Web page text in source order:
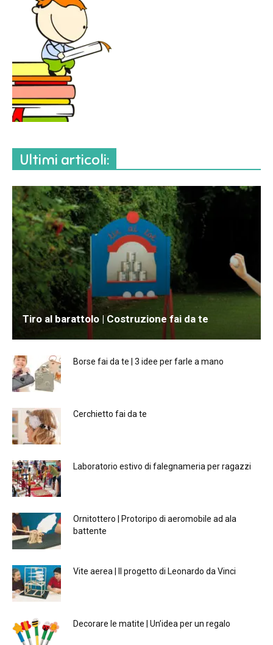
Ultimi articoli:
Tiro al barattolo | Costruzione fai da te
Borse fai da te | 3 idee per farle a mano
Cerchietto fai da te
Laboratorio estivo di falegnameria per ragazzi
Ornitottero | Protoripo di aeromobile ad ala
battente
Vite aerea | Il progetto di Leonardo da Vinci
Decorare le matite | Un’idea per un regalo